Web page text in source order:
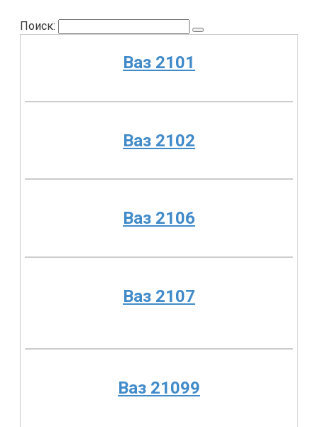
Поиск:
Ваз 2101
Ваз 2102
Ваз 2106
Ваз 2107
Ваз 21099